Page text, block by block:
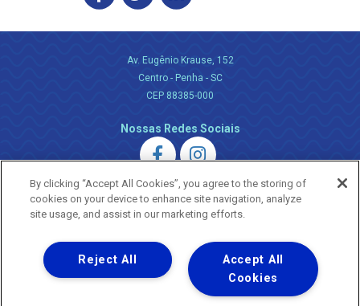
Av. Eugênio Krause, 152
Centro - Penha - SC
CEP 88385-000
Nossas Redes Sociais
Uma empresa
Copyright ® 2026 - Todos os Direitos Reservados.
Nossa natureza movimenta a vida
By clicking “Accept All Cookies”, you agree to the storing of
cookies on your device to enhance site navigation, analyze
site usage, and assist in our marketing efforts.
Accept All
Cookies
Reject All